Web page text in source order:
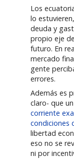
Los
lo
deuda y
propio eje
futuro. En
mercado
gente
errores.
Además es
claro- que
corriente
condiciones
libertad
eso no se
ni por